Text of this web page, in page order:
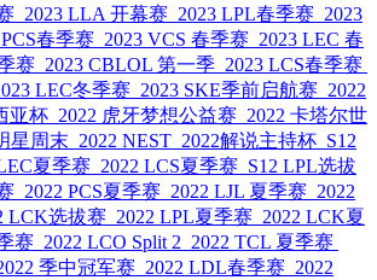
2023 LLA 开幕赛 2023 LPL春季赛 2023
春季赛 2023 VCS 春季赛 2023 LEC 春
赛 2023 CBLOL 第一季 2023 LCS春季赛
LEC冬季赛 2023 SKE季前启航赛 2022
亚杯 2022 虎牙梦想公益赛 2022 卡塔尔世
星周末 2022 NEST 2022解说主持杯 S12
夏季赛 2022 LCS夏季赛 S12 LPL选拔
2022 PCS夏季赛 2022 LJL 夏季赛 2022
LCK选拔赛 2022 LPL夏季赛 2022 LCK夏
赛 2022 LCO Split 2 2022 TCL 夏季赛
季中冠军赛 2022 LDL春季赛 2022